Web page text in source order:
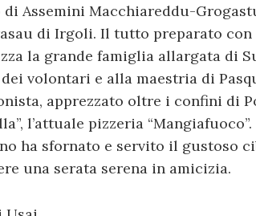
Assemini Macchiareddu-
di Irgoli. Il tutto preparato
la grande famiglia allargata di
volontari e alla maestria di
apprezzato oltre i confini di
l’attuale pizzeria
ha sfornato e servito il gustoso
una serata serena in amicizia.